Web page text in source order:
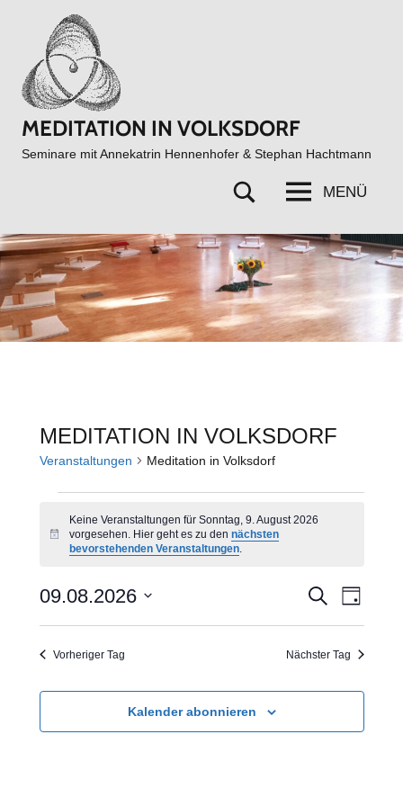
springen
MEDITATION IN VOLKSDORF
Seminare mit Annekatrin Hennenhofer & Stephan Hachtmann
MENÜ
MEDITATION IN VOLKSDORF
Veranstaltungen Meditation in Volksdorf
VERANSTALTUNGEN
FÜR
AUGUST
2026
Hinweis
Keine Veranstaltungen für Sonntag, 9. August 2026
vorgesehen. Hier geht es zu dennächsten
bevorstehenden Veranstaltungen
SUCHE
UND
Suche
Tag
09.08.2026
Datum
wählen.
Vorheriger Tag Nächster Tag
Kalender abonnieren